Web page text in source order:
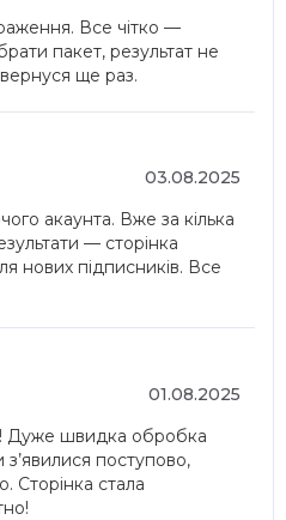
Все чітко —
пакет, результат не
ще раз.
03.08.2025
акаунта. Вже за кілька
— сторінка
нових підписників. Все
01.08.2025
Дуже швидка обробка
поступово,
Сторінка стала